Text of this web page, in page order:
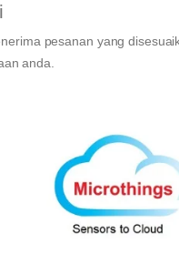
pesanan yang
anda.